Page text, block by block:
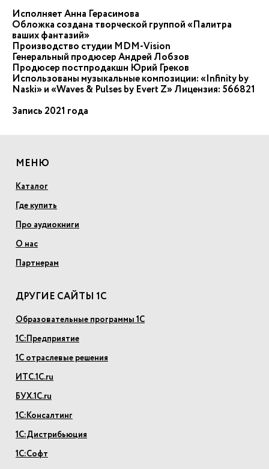
Исполняет Анна Герасимова
Обложка создана творческой группой «Палитра
ваших фантазий»
Производство студии MDM-Vision
Генеральный продюсер Андрей Лобзов
Продюсер постпродакшн Юрий Греков
Использованы музыкальные композиции: «Infinity by
Naski» и «Waves & Pulses by Evert Z» Лицензия: 566821
Запись 2021 года
МЕНЮ
Каталог
Где купить
Про аудиокниги
О нас
Партнерам
ДРУГИЕ САЙТЫ 1С
Образовательные программы 1С
1С:Предприятие
1С отраслевые решения
ИТС.1С.ru
БУХ.1С.ru
1С:Консалтинг
1С:Дистрибьюция
1С:Софт